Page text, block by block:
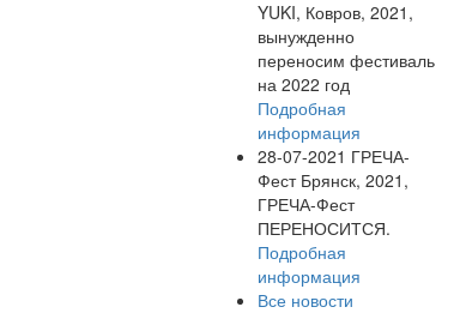
YUKI, Ковров, 2021,
вынужденно
переносим фестиваль
на 2022 год
Подробная
информация
28-07-2021 ГРЕЧА-
Фест Брянск, 2021,
ГРЕЧА-Фест
ПЕРЕНОСИТСЯ.
Подробная
информация
Все новости